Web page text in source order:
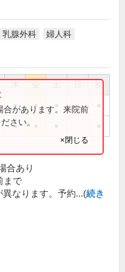
乳腺外科 婦人科
祝
● ●
●
合があります。来院前
さい。
×閉じる
合あり
まで
なります。予約...(続き